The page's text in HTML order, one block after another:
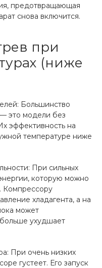
предотвращающая
снова включится.
при
(ниже
Большинство
это модели без
эффективность на
температуре ниже
При сильных
которую можно
Компрессору
хладагента, а на
может
ухудшает
При очень низких
густеет. Его запуск